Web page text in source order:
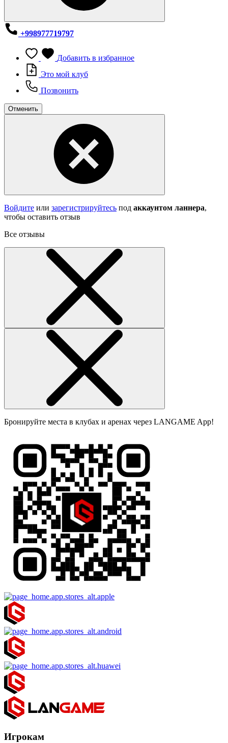
+998977719797
Добавить в избранное
Это мой клуб
Позвонить
Отменить
Войдите или зарегистрируйтесь под аккаунтом ланнера,
чтобы оставить отзыв
Все отзывы
Бронируйте места в клубах и аренах через LANGAME App!
Игрокам